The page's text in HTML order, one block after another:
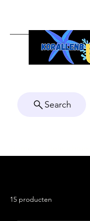
Search
15 producten